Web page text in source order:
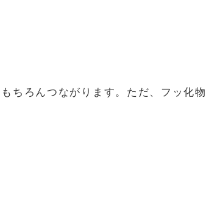
ちろんつながります。ただ、フッ化物